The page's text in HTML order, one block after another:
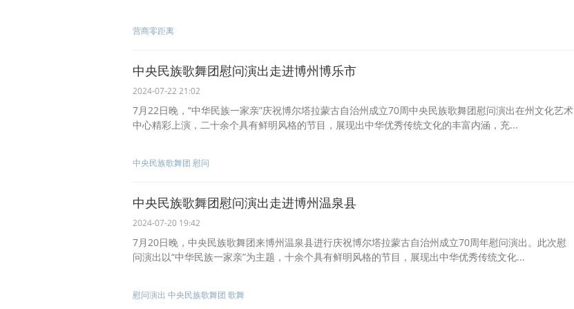
营商零距离
中央民族歌舞团慰问演出走进博州博乐市
2024-07-22 21:02
7月22日晚，“中华民族一家亲”庆祝博尔塔拉蒙古自治州成立70周中央民族歌舞团慰问演出在州文化艺术
中心精彩上演，二十余个具有鲜明风格的节目，展现出中华优秀传统文化的丰富内涵，充...
中央民族歌舞团 慰问
中央民族歌舞团慰问演出走进博州温泉县
2024-07-20 19:42
7月20日晚，中央民族歌舞团来博州温泉县进行庆祝博尔塔拉蒙古自治州成立70周年慰问演出。此次慰
问演出以“中华民族一家亲”为主题，十余个具有鲜明风格的节目，展现出中华优秀传统文化...
慰问演出 中央民族歌舞团 歌舞